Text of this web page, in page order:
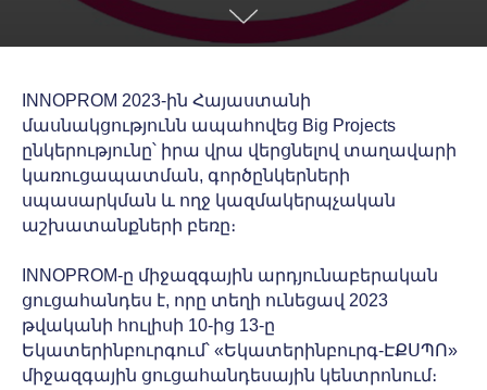
INNOPROM 2023-ին Հայաստանի
մասնակցությունն ապահովեց Big Projects
ընկերությունը՝ իրա վրա վերցնելով տաղավարի
կառուցապատման, գործընկերների
սպասարկման և ողջ կազմակերպչական
աշխատանքների բեռը։
INNOPROM-ը միջազգային արդյունաբերական
ցուցահանդես է, որը տեղի ունեցավ 2023
թվականի հուլիսի 10-ից 13-ը
Եկատերինբուրգում՝ «Եկատերինբուրգ-ԷՔՍՊՈ»
միջազգային ցուցահանդեսային կենտրոնում։